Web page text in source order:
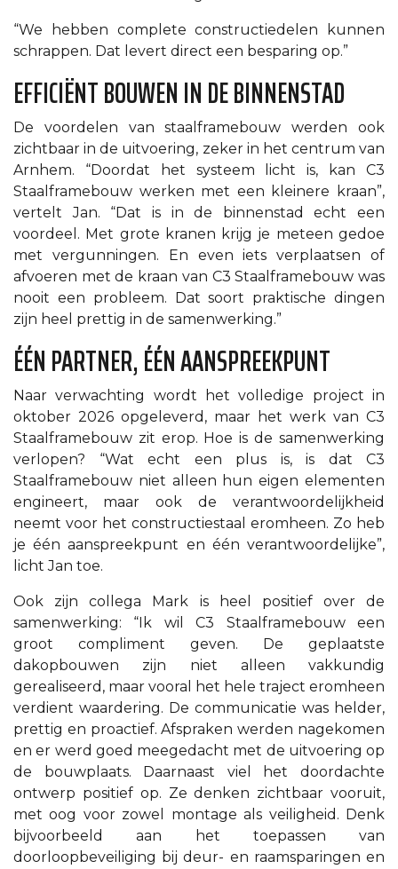
“We hebben complete constructiedelen kunnen
schrappen. Dat levert direct een besparing op.”
EFFICIËNT BOUWEN IN DE BINNENSTAD
De voordelen van staalframebouw werden ook
zichtbaar in de uitvoering, zeker in het centrum van
Arnhem. “Doordat het systeem licht is, kan C3
Staalframebouw werken met een kleinere kraan”,
vertelt Jan. “Dat is in de binnenstad echt een
voordeel. Met grote kranen krijg je meteen gedoe
met vergunningen. En even iets verplaatsen of
afvoeren met de kraan van C3 Staalframebouw was
nooit een probleem. Dat soort praktische dingen
zijn heel prettig in de samenwerking.”
ÉÉN PARTNER, ÉÉN AANSPREEKPUNT
Naar verwachting wordt het volledige project in
oktober 2026 opgeleverd, maar het werk van C3
Staalframebouw zit erop. Hoe is de samenwerking
verlopen? “Wat echt een plus is, is dat C3
Staalframebouw niet alleen hun eigen elementen
engineert, maar ook de verantwoordelijkheid
neemt voor het constructiestaal eromheen. Zo heb
je één aanspreekpunt en één verantwoordelijke”,
licht Jan toe.
Ook zijn collega Mark is heel positief over de
samenwerking: “Ik wil C3 Staalframebouw een
groot compliment geven. De geplaatste
dakopbouwen zijn niet alleen vakkundig
gerealiseerd, maar vooral het hele traject eromheen
verdient waardering. De communicatie was helder,
prettig en proactief. Afspraken werden nagekomen
en er werd goed meegedacht met de uitvoering op
de bouwplaats. Daarnaast viel het doordachte
ontwerp positief op. Ze denken zichtbaar vooruit,
met oog voor zowel montage als veiligheid. Denk
bijvoorbeeld aan het toepassen van
doorloopbeveiliging bij deur- en raamsparingen en